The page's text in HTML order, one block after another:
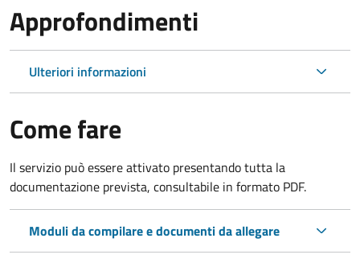
Approfondimenti
Ulteriori informazioni
Come fare
Il servizio può essere attivato presentando tutta la
documentazione prevista, consultabile in formato PDF.
Moduli da compilare e documenti da allegare